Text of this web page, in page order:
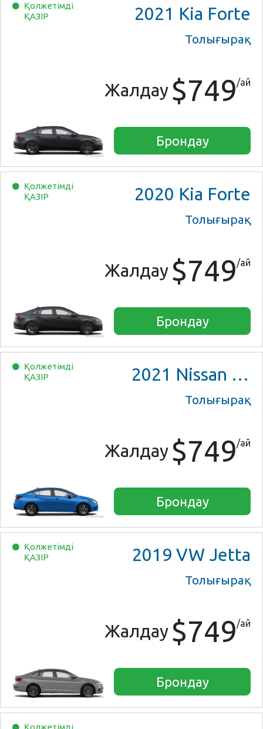
Қолжетімді
ҚАЗІР
2021 Kia Forte
Толығырақ
Жалдау $749/ай
Брондау
Қолжетімді
ҚАЗІР
2020 Kia Forte
Толығырақ
Жалдау $749/ай
Брондау
Қолжетімді
ҚАЗІР
2021 Nissan Versa SV
Толығырақ
Жалдау $749/ай
Брондау
Қолжетімді
ҚАЗІР
2019 VW Jetta
Толығырақ
Жалдау $749/ай
Брондау
Қолжетімді